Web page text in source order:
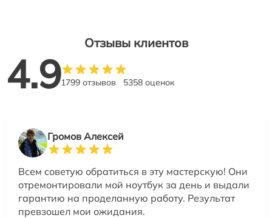
Отзывы клиентов
4.91799 отзывов 5358 оценок
Громов Алексей
Всем советую обратиться в эту мастерскую! Они
отремонтировали мой ноутбук за день и выдали
гарантию на проделанную работу. Результат
превзошел мои ожидания.